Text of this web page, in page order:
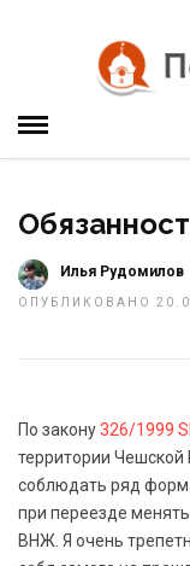
Илья Рудомилов
ОПУБЛИКОВАНО
По закону326/1999
территории
соблюдать ряд
при переезде
ВНЖ. Я очень